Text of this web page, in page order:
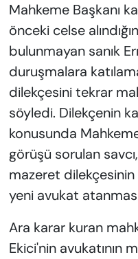
Mahkeme Başkanı
önceki celse
bulunmayan sanık
duruşmalara
dilekçesini tekrar
söyledi. Dilekçenin
konusunda
görüşü sorulan
mazeret
yeni avukat
Ara karar kuran
Ekici'nin avukatının